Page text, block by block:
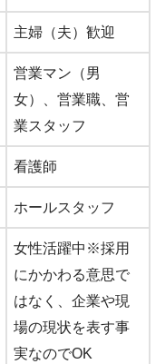
主婦（夫）歓迎
営業マン（男
女）、営業職、営
業スタッフ
看護師
ホールスタッフ
女性活躍中※採用
にかかわる意思で
はなく、企業や現
場の現状を表す事
実なのでOK